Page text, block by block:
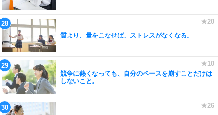
質より、量をこなせば、ストレスがなくなる。
競争に熱くなっても、自分のペースを崩すことだけは
しないこと。